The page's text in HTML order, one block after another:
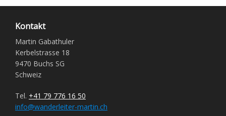
Kontakt
Martin Gabathuler
Kerbelstrasse 18
9470 Buchs SG
Schweiz
Tel. +41 79 776 16 50
info@wanderleiter-martin.ch